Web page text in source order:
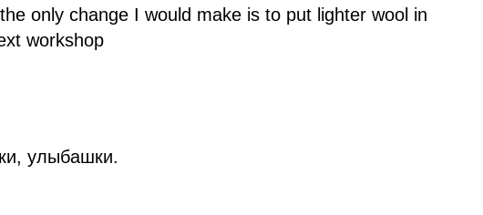
only change I would make is to put lighter wool in
workshop
улыбашки.